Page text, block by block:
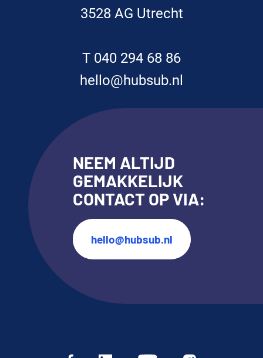
3528 AG Utrecht
T 040 294 68 86
hello@hubsub.nl
NEEM ALTIJD
GEMAKKELIJK
CONTACT OP VIA:
hello@hubsub.nl